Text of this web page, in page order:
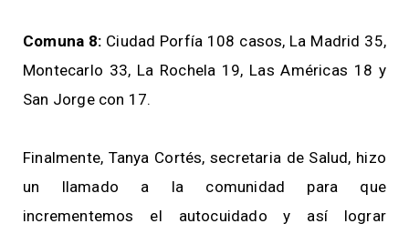
Comuna 8: Ciudad Porfía 108 casos, La Madrid 35,
Montecarlo 33, La Rochela 19, Las Américas 18 y
San Jorge con 17.
Finalmente, Tanya Cortés, secretaria de Salud, hizo
un llamado a la comunidad para que
incrementemos el autocuidado y así lograr